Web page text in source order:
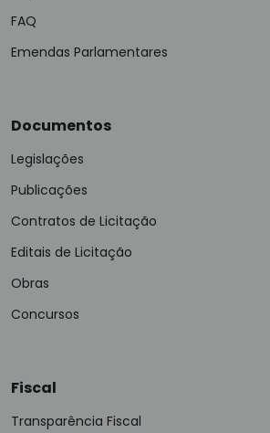
FAQ
Emendas Parlamentares
Documentos
Legislações
Publicações
Contratos de Licitação
Editais de Licitação
Obras
Concursos
Fiscal
Transparência Fiscal